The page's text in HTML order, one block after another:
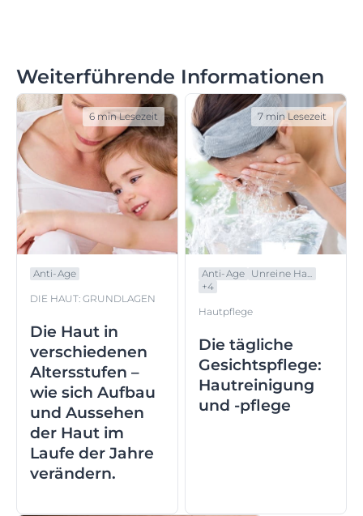
Weiterführende Informationen
Anti-Age
DIE HAUT: GRUNDLAGEN
Die Haut in
verschiedenen
Altersstufen –
wie sich Aufbau
und Aussehen
der Haut im
Laufe der Jahre
verändern.
6 min Lesezeit
Anti-Age
Unreine Ha...
+4
Hautpflege
Die tägliche
Gesichtspflege:
Hautreinigung
und -pflege
7 min Lesezeit